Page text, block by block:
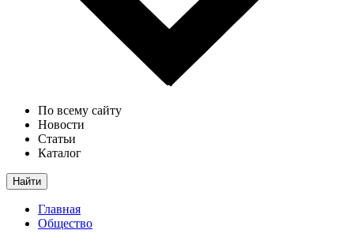
По всему сайту
Новости
Статьи
Каталог
Найти
Главная
Общество